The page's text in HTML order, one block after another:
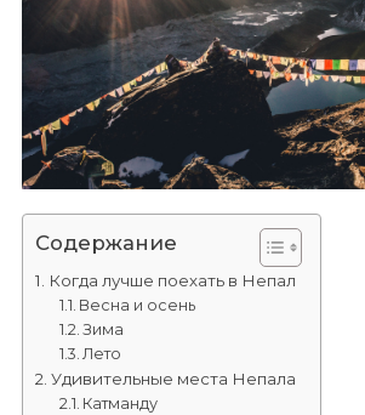
Содержание
Когда лучше поехать в Непал
Весна и осень
Зима
Лето
Удивительные места Непала
Катманду